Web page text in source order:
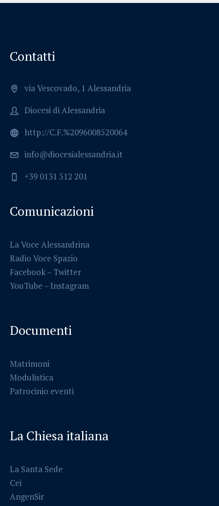
Contatti
via Vescovado, 1 Alessandria
Diocesi di Alessandria
http://C.F.%2096008520064
info@diocesialessandria.it
+39 0131 512 201
Comunicazioni
La Voce Alessandrina
Radio Voce Spazio
Facebook– Twitter
YouTube – Instagram
Documenti
Matrimoni
Modulistica
Patrocinio eventi
La Chiesa italiana
La Santa Sede
Cei
AngenSir